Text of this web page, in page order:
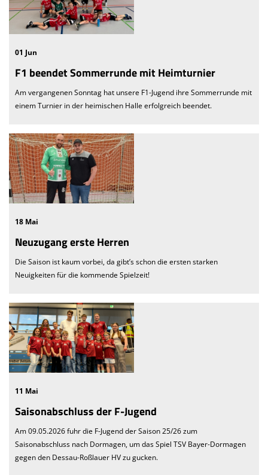
01 Jun
F1 beendet Sommerrunde mit Heimturnier
Am vergangenen Sonntag hat unsere F1-Jugend ihre Sommerrunde mit
einem Turnier in der heimischen Halle erfolgreich beendet.
18 Mai
Neuzugang erste Herren
Die Saison ist kaum vorbei, da gibt’s schon die ersten starken
Neuigkeiten für die kommende Spielzeit!
11 Mai
Saisonabschluss der F-Jugend
Am 09.05.2026 fuhr die F-Jugend der Saison 25/26 zum
Saisonabschluss nach Dormagen, um das Spiel TSV Bayer-Dormagen
gegen den Dessau-Roßlauer HV zu gucken.